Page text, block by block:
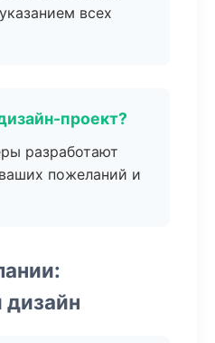
всех
проект?
разработают
пожеланий и